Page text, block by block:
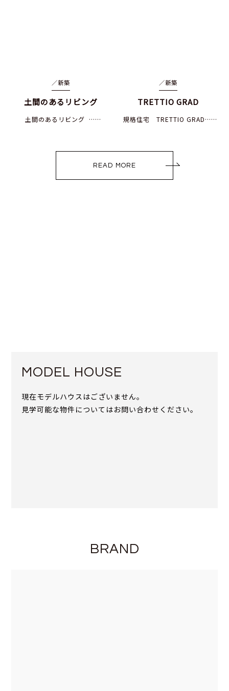
／新築
土間のあるリビング
土間のあるリビング ……
／新築
TRETTIO GRAD
規格住宅 TRETTIO GRAD……
READ MORE
MODEL HOUSE
現在モデルハウスはございません。
見学可能な物件についてはお問い合わせください。
BRAND